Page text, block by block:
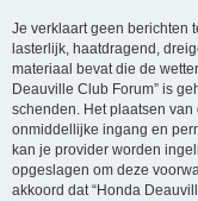
Je verklaart geen berichten
lasterlijk, haatdragend,
materiaal bevat die de
Deauville Club Forum” is
schenden. Het plaatsen
onmiddellijke ingang en
kan je provider worden
opgeslagen om deze
akkoord dat “Honda